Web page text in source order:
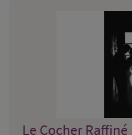
Le Cocher